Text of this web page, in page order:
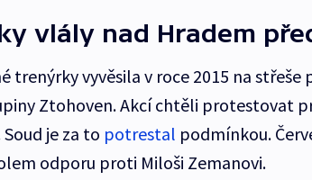
vlály nad Hradem
trenýrky vyvěsila v roce 2015 na střeše
Ztohoven. Akcí chtěli protestovat
je za to potrestal podmínkou.
odporu proti Miloši Zemanovi.